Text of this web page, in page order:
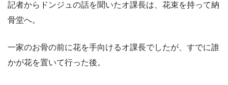
記者からドンジュの話を聞いたオ課長は、花束を持って納
骨堂へ。
一家のお骨の前に花を手向けるオ課長でしたが、すでに誰
かが花を置いて行った後。